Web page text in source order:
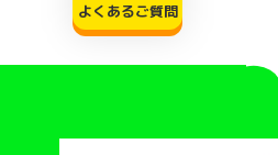
よくあるご質問